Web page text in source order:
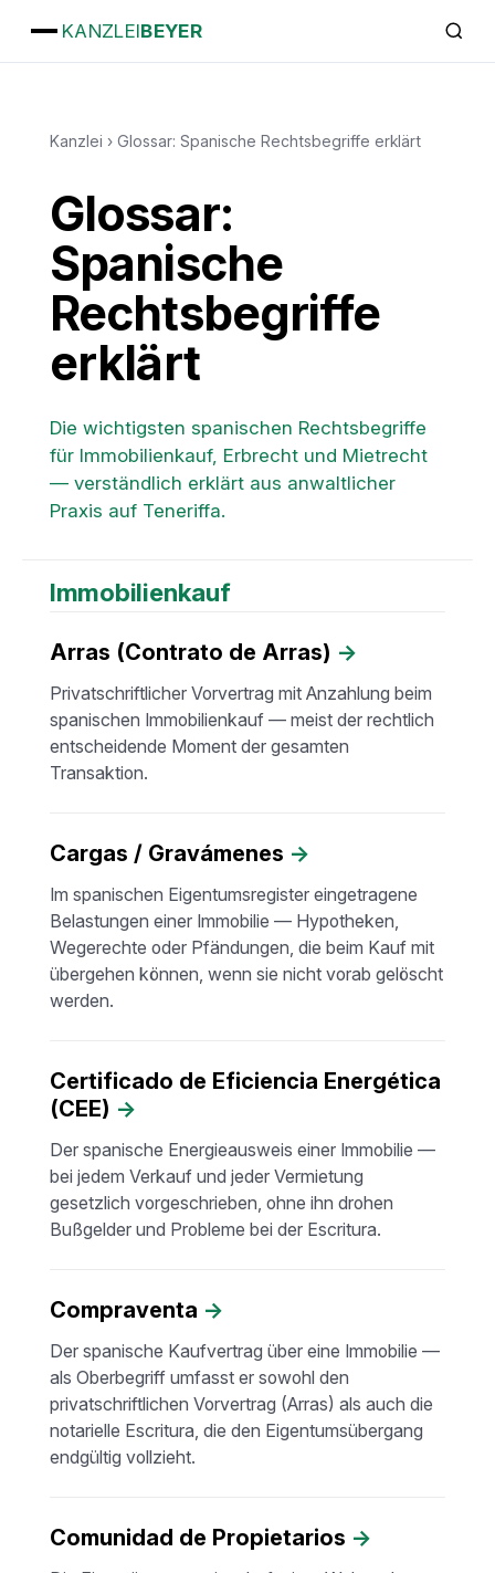
KANZLEIBEYER
Kanzlei › Glossar: Spanische Rechtsbegriffe erklärt
Glossar:
Spanische
Rechtsbegriffe
erklärt
Die wichtigsten spanischen Rechtsbegriffe
für Immobilienkauf, Erbrecht und Mietrecht
— verständlich erklärt aus anwaltlicher
Praxis auf Teneriffa.
Immobilienkauf
Arras (Contrato de Arras) →
Privatschriftlicher Vorvertrag mit Anzahlung beim
spanischen Immobilienkauf — meist der rechtlich
entscheidende Moment der gesamten
Transaktion.
Cargas / Gravámenes →
Im spanischen Eigentumsregister eingetragene
Belastungen einer Immobilie — Hypotheken,
Wegerechte oder Pfändungen, die beim Kauf mit
übergehen können, wenn sie nicht vorab gelöscht
werden.
Certificado de Eficiencia Energética
(CEE) →
Der spanische Energieausweis einer Immobilie —
bei jedem Verkauf und jeder Vermietung
gesetzlich vorgeschrieben, ohne ihn drohen
Bußgelder und Probleme bei der Escritura.
Compraventa →
Der spanische Kaufvertrag über eine Immobilie —
als Oberbegriff umfasst er sowohl den
privatschriftlichen Vorvertrag (Arras) als auch die
notarielle Escritura, die den Eigentumsübergang
endgültig vollzieht.
Comunidad de Propietarios →